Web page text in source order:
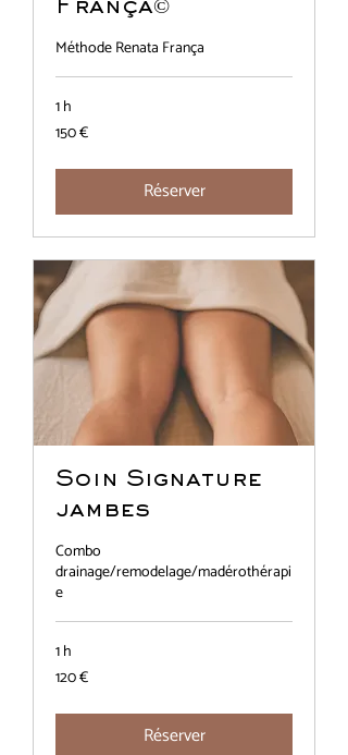
França©
Méthode Renata França
1 h
150
euros
150 €
Réserver
Soin Signature
jambes
Combo
drainage/remodelage/madérothérapi
e
1 h
120
euros
120 €
Réserver